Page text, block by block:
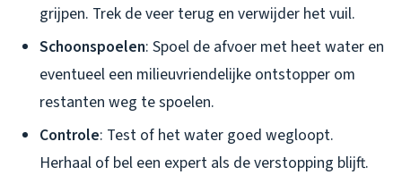
grijpen. Trek de veer terug en verwijder het vuil.
Schoonspoelen: Spoel de afvoer met heet water en
eventueel een milieuvriendelijke ontstopper om
restanten weg te spoelen.
Controle: Test of het water goed wegloopt.
Herhaal of bel een expert als de verstopping blijft.